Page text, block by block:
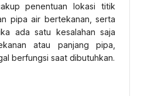
penentuan lokasi titik
pipa air bertekanan, serta
ada satu kesalahan saja
atau panjang pipa,
berfungsi saat dibutuhkan.